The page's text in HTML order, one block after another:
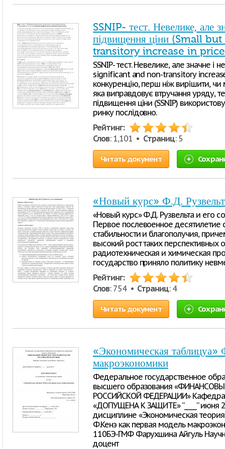
SSNIP- тест. Невелике, але
підвищення ціни (Small
transitory increase in
SSNIP- тест. Невелике, але значне і
significant and non-transitory
конкуренцію, перш ніж вирішити, чи
яка виправдовує втручання уряду,
підвищення ціни (SSNIP)
ринку послідовно.
Рейтинг:
Слов: 1,101 • Страниц: 5
Читать документ
«Новый курс» Ф.Д.
«Новый курс» Ф.Д. Рузвельта и его
Первое послевоенное десятилетие
стабильности и благополучия,
высокий рост таких перспективных
радиотехническая и химическая
государство приняло политику
Рейтинг:
Слов: 754 • Страниц: 4
Читать документ
«Экономическая таблицуа»
макроэкономики
Федеральное государственное
высшего образования
РОССИЙСКОЙ ФЕДЕРАЦИИ» Кафедра
«ДОПУЩЕНА К ЗАЩИТЕ» “____” июня
дисциплине «Экономическая
Ф.Кенэ как первая модель
110БЭ-ГМФ Фарухшина Айгуль
доцент